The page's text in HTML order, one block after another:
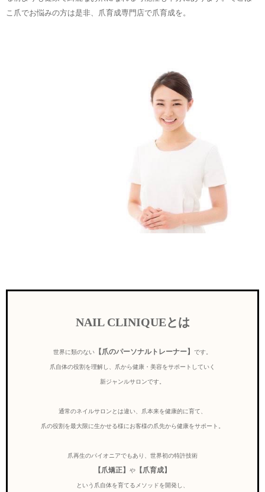
こ爪でお悩みの方は是非、爪育成専門店で爪育成を。
NAIL CLINIQUEとは
世界に類のない 【爪のパーソナルトレーナー】 です。
爪自体の役割を理解し、爪から健康・美容をサポートしていく
新ジャンルサロンです。
通常のネイルサロンとは違い、爪本来を健康的に育て、
爪の役割を最大限に生かせる様にお客様の爪先から健康をサポート。
爪再生のパイオニアでもあり、世界初の特許技術
【爪矯正】 や 【爪育成】
という爪自体を育てるメソッドを開発し、